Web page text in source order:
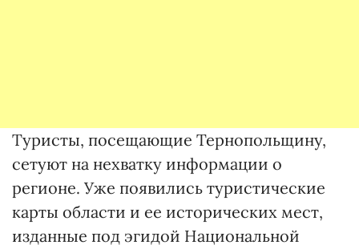
Туристы, посещающие Тернопольщину,
сетуют на нехватку информации о
регионе. Уже появились туристические
карты области и ее исторических мест,
изданные под эгидой Национальной